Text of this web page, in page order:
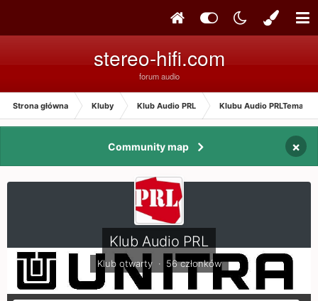
stereo-hifi.com
forum audio
Strona główna Kluby Klub Audio PRL Klubu Audio PRLTematy
Community map ×
Klub Audio PRL
Klub otwarty · 56 członków